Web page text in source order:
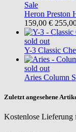
Sale
Heron Preston
159,00 €
sold out
Y-3 Classic
sold out
Aries Column
Zuletzt angesehene
Kostenlose Lieferung